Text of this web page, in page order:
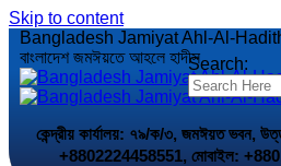
Skip to content
Search:
Bangladesh Jamiyat Ahl-Al-
বাংলাদেশ জমঈয়তে আহলে হাদীস
কেন্দ্রীয় কার্যালয়: ৭৯/ক/৩, জমঈয়ত ভবন,
+8802224458551, মোবাইল: